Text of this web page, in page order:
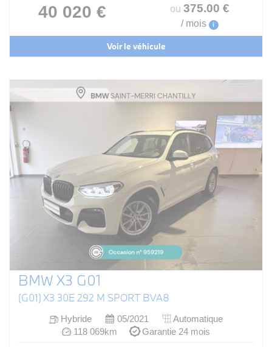
40 020 € ou 375.00 €
/ mois i
Voir le véhicule
BMW X3 G01
(G01) X3 30E 292 M SPORT BVA8
Hybride 05/2021
Automatique
118 069km
Garantie 24 mois